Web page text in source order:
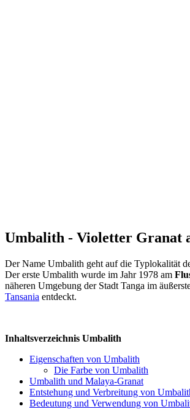
Umbalith - Violetter Granat
Der Name Umbalith geht auf die Typlokalität
Der erste Umbalith wurde im Jahr 1978 am
näheren Umgebung der Stadt Tanga im
Tansania entdeckt.
Inhaltsverzeichnis Umbalith
Eigenschaften von Umbalith
Die Farbe von Umbalith
Umbalith und Malaya-Granat
Entstehung und Verbreitung von
Bedeutung und Verwendung von